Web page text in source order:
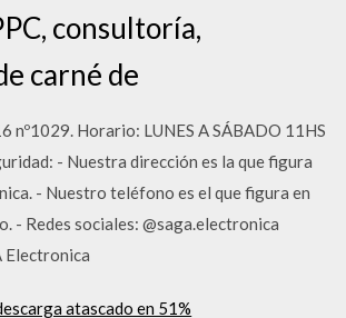
consultoría,
carné de
nº1029. Horario: LUNES A SÁBADO 11HS
- Nuestra dirección es la que figura
- Nuestro teléfono es el que figura en
- Redes sociales: @saga.electronica
Electronica
atascado en 51%